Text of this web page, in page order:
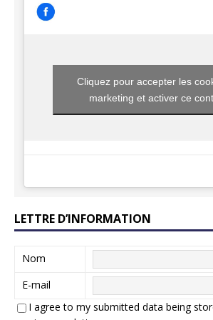
Cliquez pour accepter les
marketing et activer ce
LETTRE D’INFORMATION
Nom
E-mail
I agree to my submitted data being